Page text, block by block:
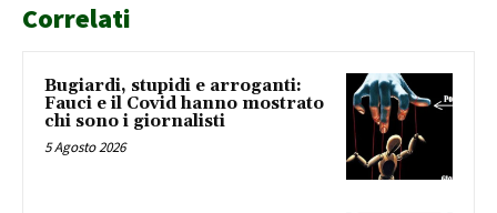
Correlati
Bugiardi, stupidi e arroganti:
Fauci e il Covid hanno mostrato
chi sono i giornalisti
5 Agosto 2026